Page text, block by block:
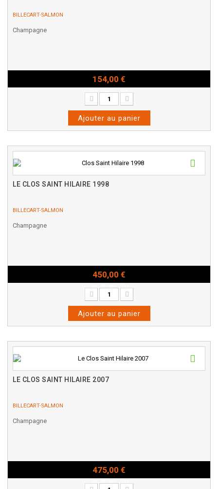
BILLECART-SALMON
Champagne
154,00 €
Ajouter au panier
LE CLOS SAINT HILAIRE 1998
BILLECART-SALMON
Champagne
450,00 €
Ajouter au panier
LE CLOS SAINT HILAIRE 2007
BILLECART-SALMON
Champagne
475,00 €